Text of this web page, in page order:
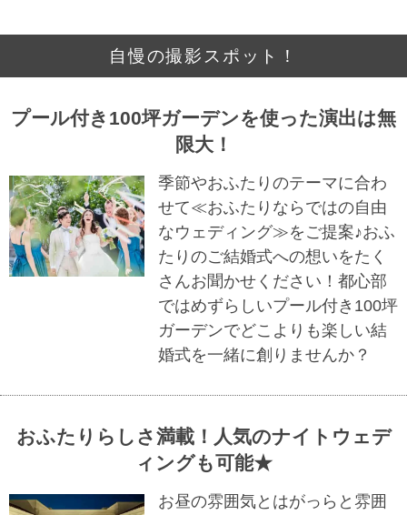
自慢の撮影スポット！
プール付き100坪ガーデンを使った演出は無
限大！
季節やおふたりのテーマに合わ
せて≪おふたりならではの自由
なウェディング≫をご提案♪おふ
たりのご結婚式への想いをたく
さんお聞かせください！都心部
ではめずらしいプール付き100坪
ガーデンでどこよりも楽しい結
婚式を一緒に創りませんか？
おふたりらしさ満載！人気のナイトウェデ
ィングも可能★
お昼の雰囲気とはがっらと雰囲